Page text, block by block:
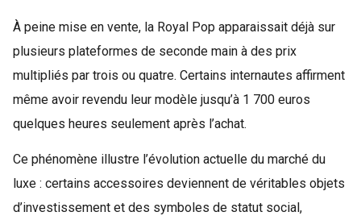
À peine mise en vente, la Royal Pop apparaissait déjà sur
plusieurs plateformes de seconde main à des prix
multipliés par trois ou quatre. Certains internautes affirment
même avoir revendu leur modèle jusqu’à 1 700 euros
quelques heures seulement après l’achat.
Ce phénomène illustre l’évolution actuelle du marché du
luxe : certains accessoires deviennent de véritables objets
d’investissement et des symboles de statut social,